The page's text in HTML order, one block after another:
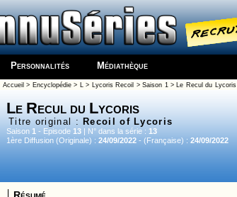
Personnalités Médiathèque
Accueil > Encyclopédie> L> Lycoris Recoil >Saison 1> Le Recul du Lycoris
Le Recul du Lycoris
Titre original : Recoil of Lycoris
Saison 1 - Episode 13 | N° dans la série : 13
1ère Diffusion (Originale) : 24/09/2022 - (Française) : 24/09/2022